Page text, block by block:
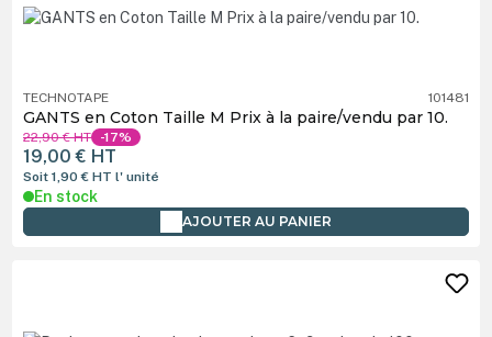
TECHNOTAPE 101481
GANTS en Coton Taille M Prix à la paire/vendu par 10.
22,90 €HT -17%
19,00 € HT
Soit 1,90 €HTl' unité
En stock
AJOUTER AU PANIER